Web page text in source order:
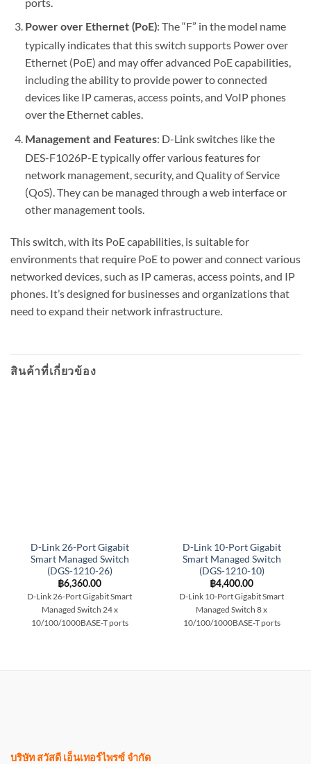
Power over Ethernet (PoE): The “F” in the model name
typically indicates that this switch supports Power over
Ethernet (PoE) and may offer advanced PoE capabilities,
including the ability to provide power to connected
devices like IP cameras, access points, and VoIP phones
over the Ethernet cables.
Management and Features: D-Link switches like the
DES-F1026P-E typically offer various features for
network management, security, and Quality of Service
(QoS). They can be managed through a web interface or
other management tools.
This switch, with its PoE capabilities, is suitable for
environments that require PoE to power and connect various
networked devices, such as IP cameras, access points, and IP
phones. It’s designed for businesses and organizations that
need to expand their network infrastructure.
สินค้าที่เกี่ยวข้อง
D-Link 26-Port Gigabit
Smart Managed Switch
(DGS-1210-26)
฿6,360.00
D-Link 26-Port Gigabit Smart
Managed Switch 24 x
10/100/1000BASE-T ports
D-Link 10-Port Gigabit
Smart Managed Switch
(DGS-1210-10)
฿4,400.00
D-Link 10-Port Gigabit Smart
Managed Switch 8 x
10/100/1000BASE-T ports
บริษัท สวัสดี เอ็นเทอร์ไพรซ์ จำกัด